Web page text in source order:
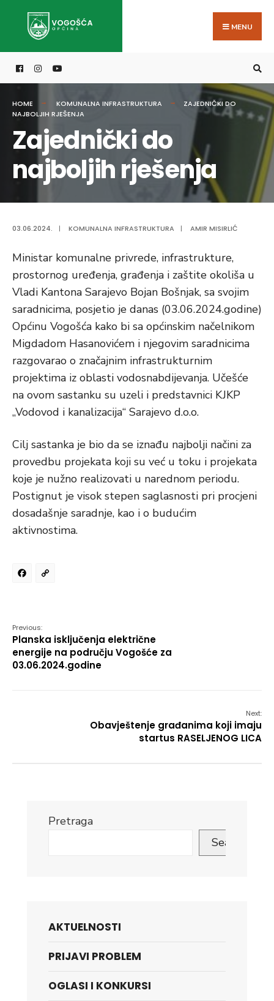
MENU
HOME KOMUNALNA INFRASTRUKTURA
ZAJEDNIČKI DO
NAJBOLJIH RJEŠENJA
Zajednički do
najboljih rješenja
03.06.2024. | KOMUNALNA INFRASTRUKTURA | AMIR MISIRLIĆ
Ministar komunalne privrede, infrastrukture,
prostornog uređenja, građenja i zaštite okoliša u
Vladi Kantona Sarajevo Bojan Bošnjak, sa svojim
saradnicima, posjetio je danas (03.06.2024.godine)
Općinu Vogošća kako bi sa općinskim načelnikom
Migdadom Hasanovićem i njegovim saradnicima
razgovarao o značajnim infrastrukturnim
projektima iz oblasti vodosnabdijevanja. Učešće
na ovom sastanku su uzeli i predstavnici KJKP
„Vodovod i kanalizacija“ Sarajevo d.o.o.
Cilj sastanka je bio da se iznađu najbolji načini za
provedbu projekata koji su već u toku i projekata
koje je nužno realizovati u narednom periodu.
Postignut je visok stepen saglasnosti pri procjeni
dosadašnje saradnje, kao i o budućim
aktivnostima.
Facebook
Previous:
Planska isključenja električne
energije na području Vogošće za
03.06.2024.godine
Next:
Obavještenje građanima koji imaju
startus RASELJENOG LICA
Pretraga
Search
AKTUELNOSTI
PRIJAVI PROBLEM
OGLASI I KONKURSI
for: